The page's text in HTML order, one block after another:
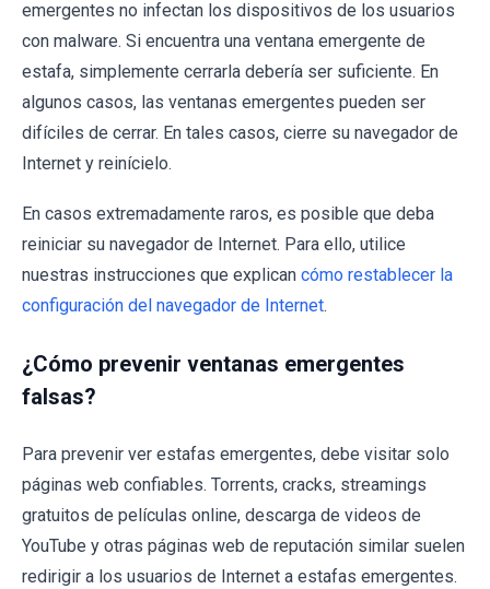
emergentes no infectan los dispositivos de los usuarios
con malware. Si encuentra una ventana emergente de
estafa, simplemente cerrarla debería ser suficiente. En
algunos casos, las ventanas emergentes pueden ser
difíciles de cerrar. En tales casos, cierre su navegador de
Internet y reinícielo.
En casos extremadamente raros, es posible que deba
reiniciar su navegador de Internet. Para ello, utilice
nuestras instrucciones que explican cómo restablecer la
configuración del navegador de Internet.
¿Cómo prevenir ventanas emergentes
falsas?
Para prevenir ver estafas emergentes, debe visitar solo
páginas web confiables. Torrents, cracks, streamings
gratuitos de películas online, descarga de videos de
YouTube y otras páginas web de reputación similar suelen
redirigir a los usuarios de Internet a estafas emergentes.